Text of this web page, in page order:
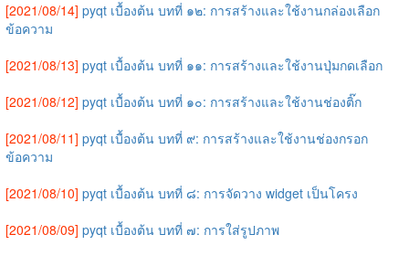
[2021/08/14] pyqt เบื้องต้น บทที่ ๑๒: การสร้างและใช้งานกล่องเลือก
ข้อความ
[2021/08/13] pyqt เบื้องต้น บทที่ ๑๑: การสร้างและใช้งานปุ่มกดเลือก
[2021/08/12] pyqt เบื้องต้น บทที่ ๑๐: การสร้างและใช้งานช่องติ๊ก
[2021/08/11] pyqt เบื้องต้น บทที่ ๙: การสร้างและใช้งานช่องกรอก
ข้อความ
[2021/08/10] pyqt เบื้องต้น บทที่ ๘: การจัดวาง widget เป็นโครง
[2021/08/09] pyqt เบื้องต้น บทที่ ๗: การใส่รูปภาพ